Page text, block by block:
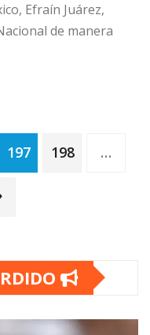
Efraín Juárez,
de manera
197 198 …